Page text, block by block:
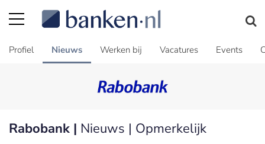
Profiel Nieuws Werken bij Vacatures Events
Rabobank | Nieuws | Opmerkelijk